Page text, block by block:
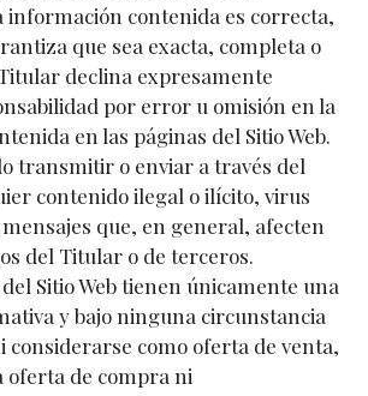
información contenida es correcta,
que sea exacta, completa o
declina expresamente
por error u omisión en la
en las páginas del Sitio Web.
transmitir o enviar a través del
contenido ilegal o ilícito, virus
que, en general, afecten
del Titular o de terceros.
Sitio Web tienen únicamente una
y bajo ninguna circunstancia
considerarse como oferta de venta,
oferta de compra ni